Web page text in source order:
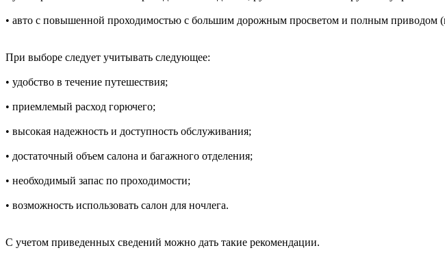
• авто с повышенной проходимостью с большим дорожным просветом и полным приводом
При выборе следует учитывать следующее:
• удобство в течение путешествия;
• приемлемый расход горючего;
• высокая надежность и доступность обслуживания;
• достаточный объем салона и багажного отделения;
• необходимый запас по проходимости;
• возможность использовать салон для ночлега.
С учетом приведенных сведений можно дать такие рекомендации.